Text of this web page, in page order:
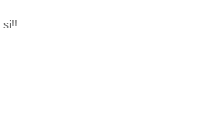
si!!